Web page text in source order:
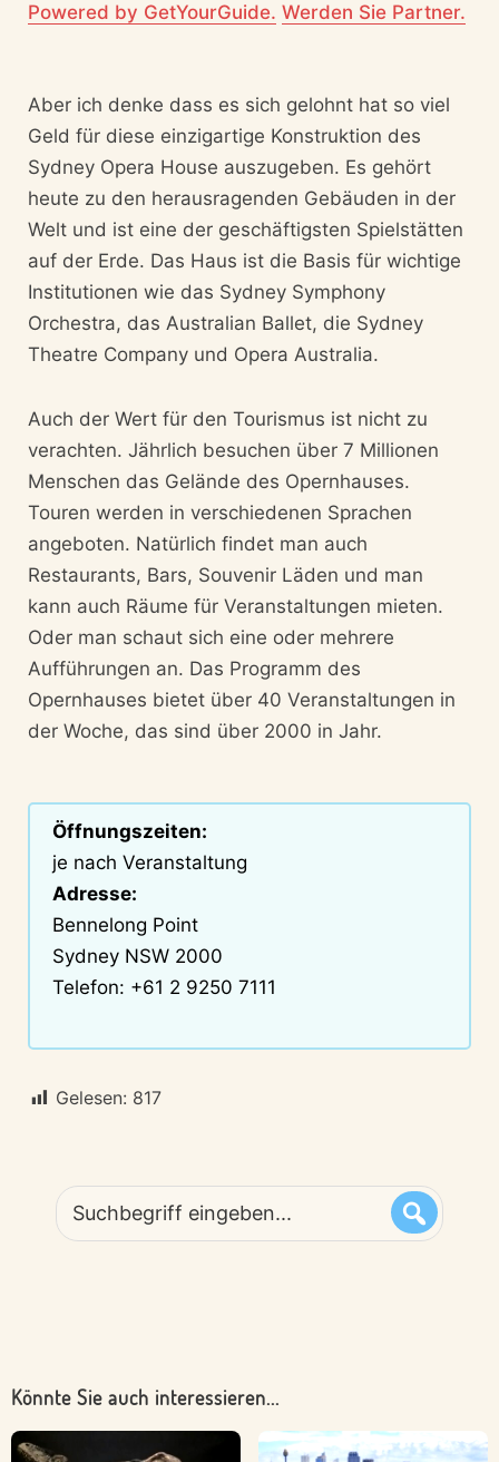
Powered by GetYourGuide. Werden Sie Partner.
Aber ich denke dass es sich gelohnt hat so viel
Geld für diese einzigartige Konstruktion des
Sydney Opera House auszugeben. Es gehört
heute zu den herausragenden Gebäuden in der
Welt und ist eine der geschäftigsten Spielstätten
auf der Erde. Das Haus ist die Basis für wichtige
Institutionen wie das Sydney Symphony
Orchestra, das Australian Ballet, die Sydney
Theatre Company und Opera Australia.
Auch der Wert für den Tourismus ist nicht zu
verachten. Jährlich besuchen über 7 Millionen
Menschen das Gelände des Opernhauses.
Touren werden in verschiedenen Sprachen
angeboten. Natürlich findet man auch
Restaurants, Bars, Souvenir Läden und man
kann auch Räume für Veranstaltungen mieten.
Oder man schaut sich eine oder mehrere
Aufführungen an. Das Programm des
Opernhauses bietet über 40 Veranstaltungen in
der Woche, das sind über 2000 in Jahr.
Öffnungszeiten:
je nach Veranstaltung
Adresse:
Bennelong Point
Sydney NSW 2000
Telefon: +61 2 9250 7111
Gelesen: 817
Suchbegriff
eingeben...
Könnte Sie auch interessieren...